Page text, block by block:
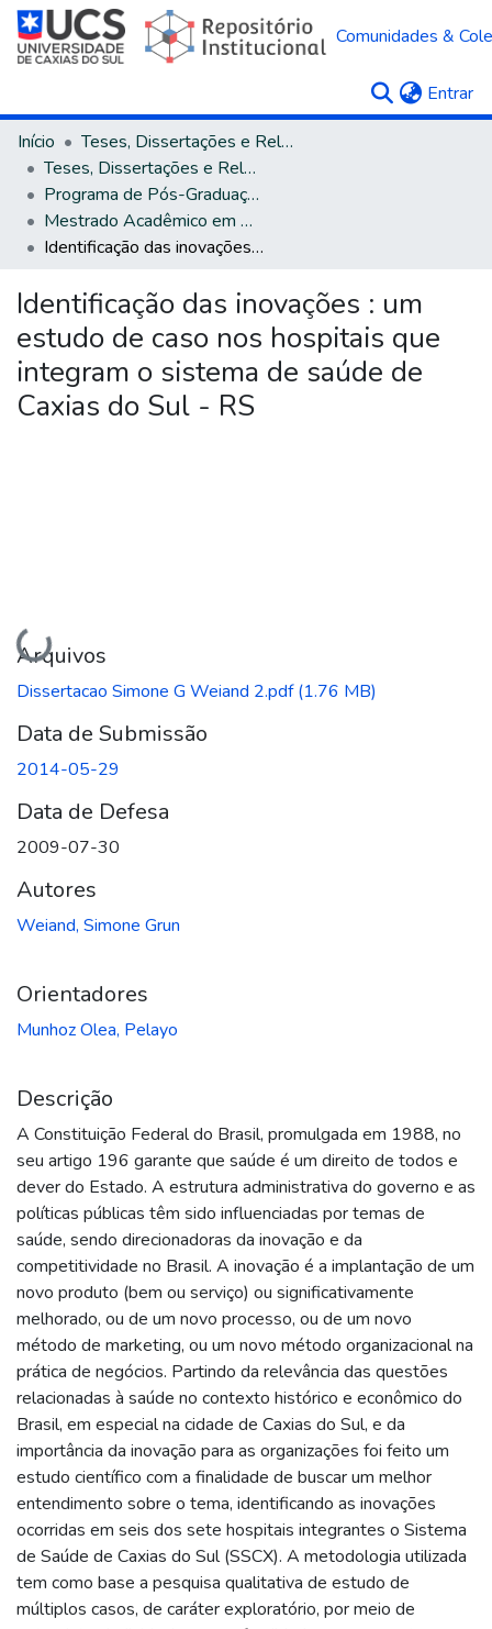
Comunidades &
Entrar
Início
Teses, Dissertações e Relatórios
Teses, Dissertações e Relatórios defendidos na UCS
Programa de Pós-Graduação em Administração
Mestrado Acadêmico em Administração
Identificação das inovações : um estudo de caso nos hospitais que integram o sistema de saúde de Caxias do Sul - RS
Identificação das inovações : um
estudo de caso nos hospitais que
integram o sistema de saúde de
Caxias do Sul - RS
Carregando...
Arquivos
Dissertacao Simone G Weiand 2.pdf(1.76 MB)
Data de Submissão
2014-05-29
Data de Defesa
2009-07-30
Autores
Weiand, Simone Grun
Orientadores
Munhoz Olea, Pelayo
Descrição
A Constituição Federal do Brasil, promulgada em 1988, no
seu artigo 196 garante que saúde é um direito de todos e
dever do Estado. A estrutura administrativa do governo e as
políticas públicas têm sido influenciadas por temas de
saúde, sendo direcionadoras da inovação e da
competitividade no Brasil. A inovação é a implantação de um
novo produto (bem ou serviço) ou significativamente
melhorado, ou de um novo processo, ou de um novo
método de marketing, ou um novo método organizacional na
prática de negócios. Partindo da relevância das questões
relacionadas à saúde no contexto histórico e econômico do
Brasil, em especial na cidade de Caxias do Sul, e da
importância da inovação para as organizações foi feito um
estudo científico com a finalidade de buscar um melhor
entendimento sobre o tema, identificando as inovações
ocorridas em seis dos sete hospitais integrantes o Sistema
de Saúde de Caxias do Sul (SSCX). A metodologia utilizada
tem como base a pesquisa qualitativa de estudo de
múltiplos casos, de caráter exploratório, por meio de